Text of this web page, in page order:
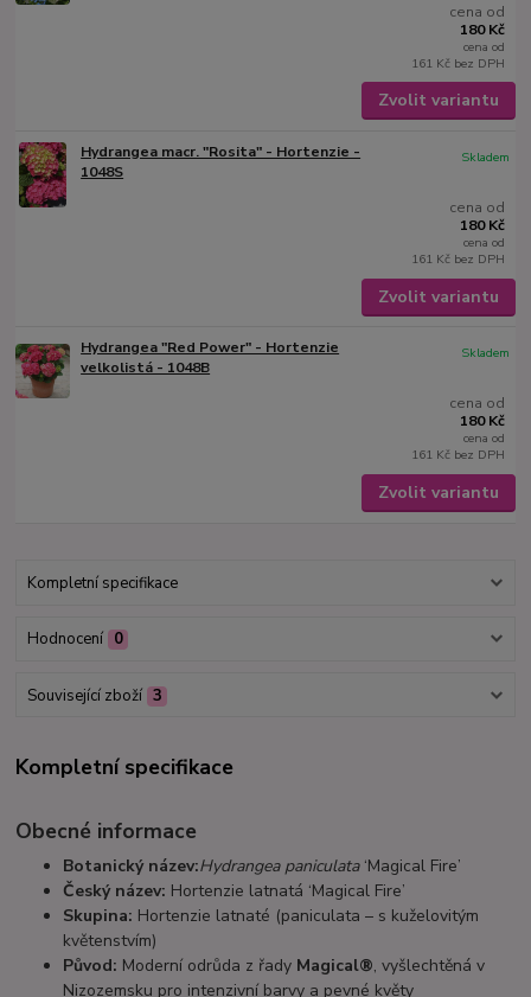
cena od
180 Kč
cena od
161 Kč bez DPH
Zvolit variantu
Hydrangea macr. "Rosita" - Hortenzie -
1048S
cena od
180 Kč
cena od
161 Kč bez DPH
Skladem
Zvolit variantu
Hydrangea "Red Power" - Hortenzie
velkolistá - 1048B
cena od
180 Kč
cena od
161 Kč bez DPH
Skladem
Zvolit variantu
Kompletní specifikace
Hodnocení 0
Související zboží 3
Kompletní specifikace
Obecné informace
Botanický název:Hydrangea paniculata‘Magical Fire’
Český název: Hortenzie latnatá ‘Magical Fire’
Skupina: Hortenzie latnaté (paniculata – s kuželovitým
květenstvím)
Původ: Moderní odrůda z řady Magical®, vyšlechtěná v
Nizozemsku pro intenzivní barvy a pevné květy